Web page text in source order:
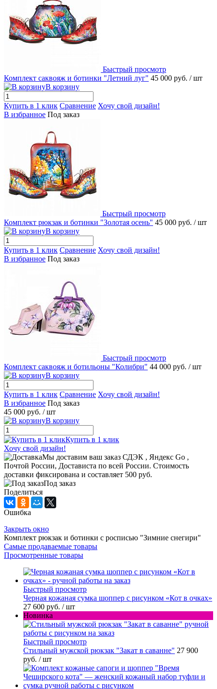
Быстрый просмотр
Комплект саквояж и ботинки "Летний луг" 45 000 руб. / шт
В корзину
Купить в 1 клик Сравнение Хочу свой дизайн!
В избранное Под заказ
Быстрый просмотр
Комплект рюкзак и ботинки "Золотая осень" 45 000 руб. / шт
В корзину
Купить в 1 клик Сравнение Хочу свой дизайн!
В избранное Под заказ
Быстрый просмотр
Комплект саквояж и ботильоны "Колибри" 44 000 руб. / шт
В корзину
Купить в 1 клик Сравнение Хочу свой дизайн!
В избранное Под заказ
45 000 руб. / шт
В корзину
Купить в 1 клик
Хочу свой дизайн!
Мы доставим ваш заказ СДЭК , Яндекс Go ,
Почтой России, Достависта по всей России. Стоимость
доставки фиксирована и составляет 500 руб.
Под заказ
Поделиться
Ошибка
Закрыть окно
Комплект рюкзак и ботинки с росписью "Зимние снегири"
Самые продаваемые товары
Просмотренные товары
Быстрый просмотр
Черная кожаная сумка шоппер с рисунком «Кот в очках»
27 600 руб. / шт
Новинка
Быстрый просмотр
Стильный мужской рюкзак "Закат в саванне" 27 900
руб. / шт